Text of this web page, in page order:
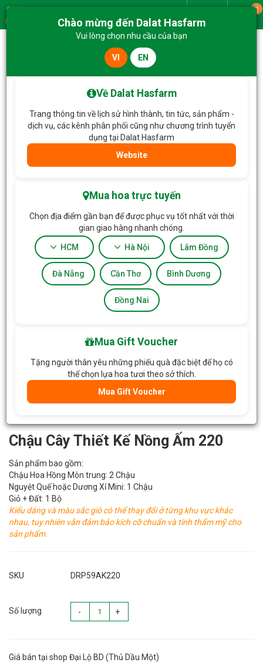
Menu
0
Hoa Chậu thiết kế Chậu Cây Thiết Kế Nồng Ấm 220
Chậu Cây Thiết Kế Nồng Ấm 220
Sản phẩm bao gồm:
Chậu Hoa Hồng Môn trung: 2 Chậu
Nguyệt Quế hoặc Dương Xỉ Mini: 1 Chậu
Giỏ + Đất: 1 Bộ
Kiểu dáng và màu sắc giỏ có thể thay đổi ở từng khu vực khác
nhau, tuy nhiên vẫn đảm bảo kích cỡ chuẩn và tính thẩm mỹ cho
sản phẩm.
SKU DRP59AK220
Số lượng - +
Giá bán tại shop Đại Lộ BD (Thủ Dầu Một)
Chào mừng đến Dalat Hasfarm
Vui lòng chọn nhu cầu của bạn
VI EN
Về Dalat Hasfarm
Trang thông tin về lịch sử hình thành, tin tức, sản phẩm -
dịch vụ, các kênh phân phối cũng như chương trình tuyển
dụng tại Dalat Hasfarm
Website
Mua hoa trực tuyến
Chọn địa điểm gần bạn để được phục vụ tốt nhất với thời
gian giao hàng nhanh chóng.
HCM Hà Nội Lâm Đồng
Đà Nẵng Cần Thơ Bình Dương
Đồng Nai
Mua Gift Voucher
Tặng người thân yêu những phiếu quà đặc biệt để họ có
thể chọn lựa hoa tươi theo sở thích.
Mua Gift Voucher